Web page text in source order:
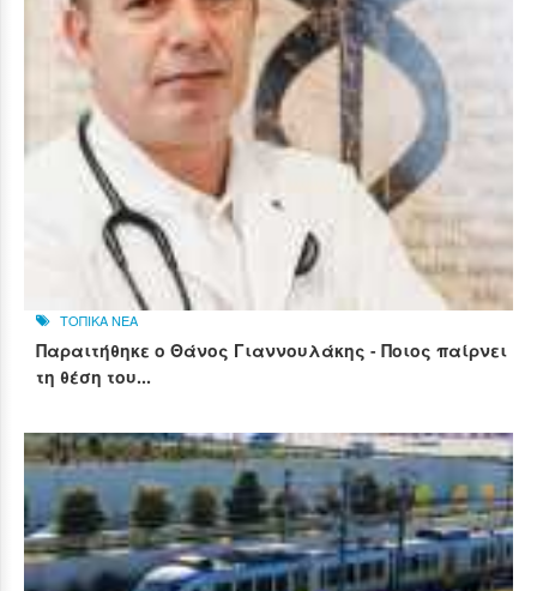
ΤΟΠΙΚΑ ΝΕΑ
Παραιτήθηκε ο Θάνος Γιαννουλάκης - Ποιος παίρνει
τη θέση του...